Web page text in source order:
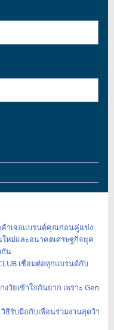
กค้าเจอแบรนด์คุณก่อนคู่แข่ง
ใหม่และอนาคตเศรษฐกิจยุค
กัน
เชื่อมต่อทุกแบรนด์กับ
วัยเข้าใจกันยาก เพราะ Gen
ธีรับมือกับเพื่อนร่วมงานสุดว้า